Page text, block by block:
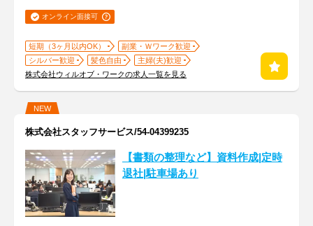
オンライン面接可
短期（3ヶ月以内OK）
副業・Ｗワーク歓迎
シルバー歓迎
髪色自由
主婦(夫)歓迎
株式会社ウィルオブ・ワークの求人一覧を見る
NEW
株式会社スタッフサービス/54-04399235
【書類の整理など】資料作成|定時
退社|駐車場あり